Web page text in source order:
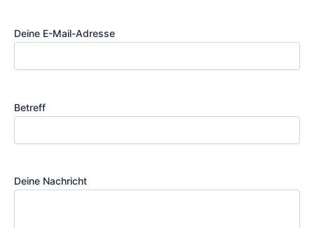
Deine E-Mail-Adresse
Betreff
Deine Nachricht